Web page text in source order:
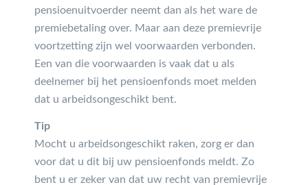
pensioenuitvoerder neemt dan als het ware de
premiebetaling over. Maar aan deze premievrije
voortzetting zijn wel voorwaarden verbonden.
Een van die voorwaarden is vaak dat u als
deelnemer bij het pensioenfonds moet melden
dat u arbeidsongeschikt bent.
Tip
Mocht u arbeidsongeschikt raken, zorg er dan
voor dat u dit bij uw pensioenfonds meldt. Zo
bent u er zeker van dat uw recht van premievrije